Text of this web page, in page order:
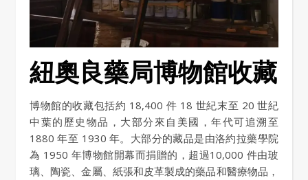
紐奧良藥局博物館收藏
博物館的收藏包括約 18,400 件 18 世紀末至 20 世紀
中葉的歷史物品，大部分來自美國，年代可追溯至
1880 年至 1930 年。大部分的藏品是由洛約拉藥學院
為 1950 年博物館開幕而捐贈的，超過10,000 件由玻
璃、陶瓷、金屬、紙張和皮革製成的藥品和醫療物品，